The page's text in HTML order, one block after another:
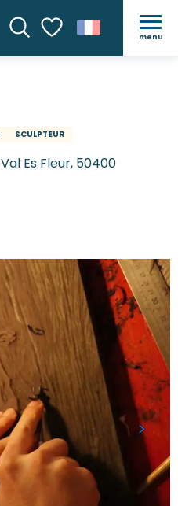
Recherche
Voir les favoris
menu
SCULPTEUR
Es Fleur, 50400